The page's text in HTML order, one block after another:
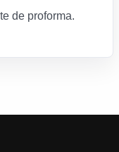
de proforma.